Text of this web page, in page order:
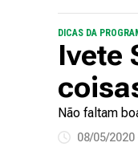
DICAS DA
Ivete
Não faltam
08/05/